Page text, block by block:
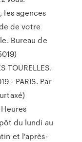
les agences
de votre
Bureau de
TOURELLES.
- PARIS. Par
du lundi au
et l'après-